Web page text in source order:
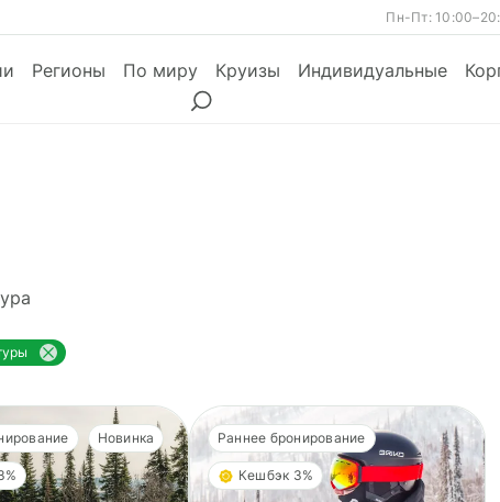
Пн-Пт:
Регионы По миру Круизы Индивидуальные
Новинка Раннее бронирование
Кешбэк 3%